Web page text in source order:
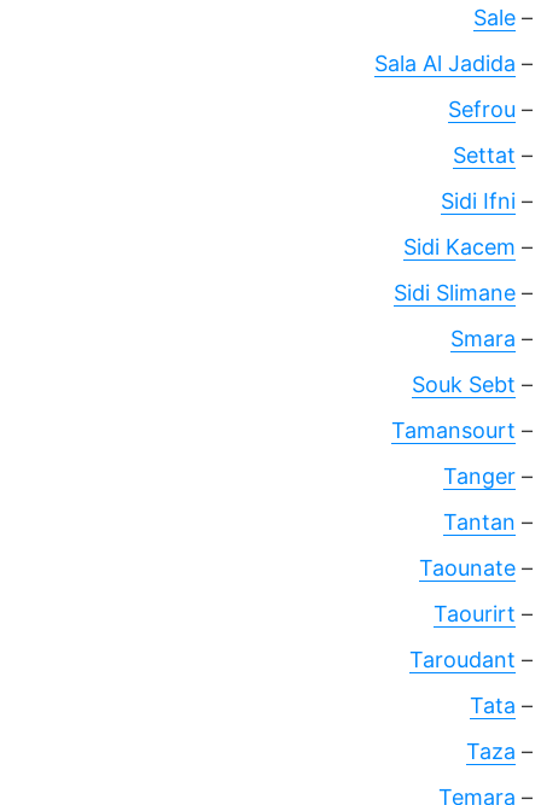
–
Sale
–
Sala Al Jadida
–
Sefrou
–
Settat
–
Sidi Ifni
–
Sidi Kacem
–
Sidi Slimane
–
Smara
–
Souk Sebt
–
Tamansourt
–
Tanger
–
Tantan
–
Taounate
–
Taourirt
–
Taroudant
–
Tata
–
Taza
–
Temara